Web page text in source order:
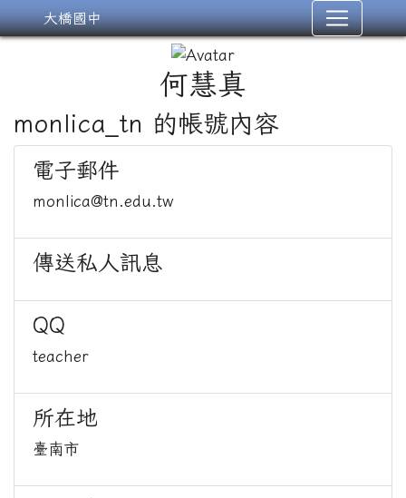
大橋國中
何慧真
monlica_tn 的帳號內容
電子郵件
monlica@tn.edu.tw
傳送私人訊息
QQ
teacher
所在地
臺南市